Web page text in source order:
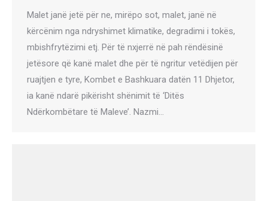
Malet janë jetë për ne, mirëpo sot, malet, janë në
kërcënim nga ndryshimet klimatike, degradimi i tokës,
mbishfrytëzimi etj. Për të nxjerrë në pah rëndësinë
jetësore që kanë malet dhe për të ngritur vetëdijen për
ruajtjen e tyre, Kombet e Bashkuara datën 11 Dhjetor,
ia kanë ndarë pikërisht shënimit të ‘Ditës
Ndërkombëtare të Maleve’. Nazmi…